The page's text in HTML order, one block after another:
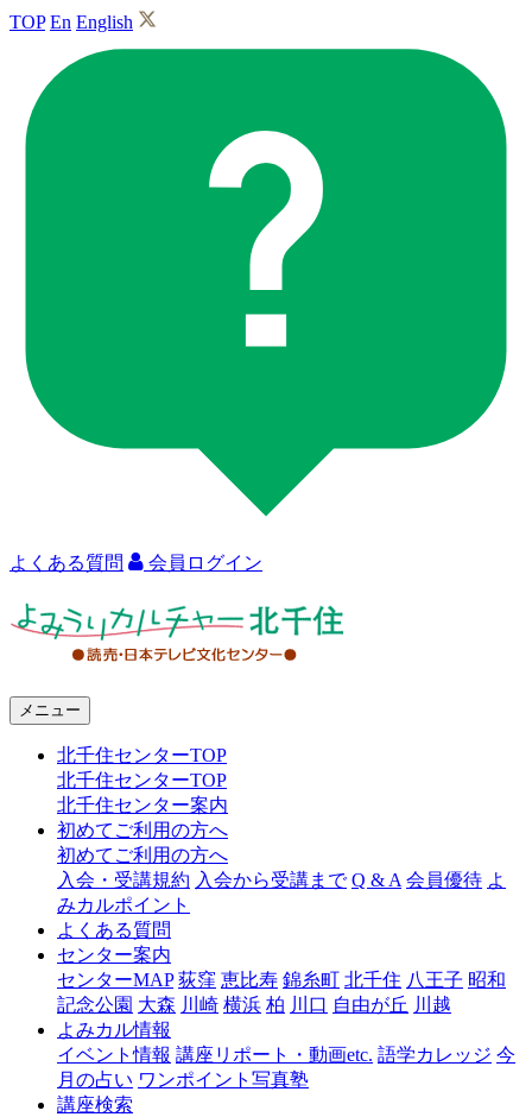
TOP En English
よくある質問 会員ログイン
ャ
千
メニュー
北千住センターTOP
北千住センターTOP
北千住センター案内
初めてご利用の方へ
初めてご利用の方へ
入会・受講規約 入会から受講まで Q & A 会員優待 よ
みカルポイント
よくある質問
センター案内
センターMAP 荻窪 恵比寿 錦糸町 北千住 八王子 昭和
記念公園 大森 川崎 横浜 柏 川口 自由が丘 川越
よみカル情報
イベント情報 講座リポート・動画etc. 語学カレッジ 今
月の占い ワンポイント写真塾
講座検索